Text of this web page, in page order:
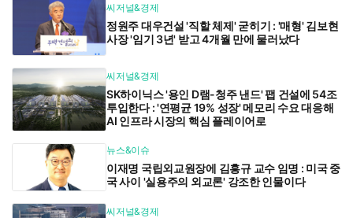
씨저널&경제
정원주 대우건설 '직할 체제' 굳히기 : '매형' 김보현
사장 '임기 3년' 받고 4개월 만에 물러났다
씨저널&경제
SK하이닉스 '용인 D램-청주 낸드' 팹 건설에 54조
투입한다 : '연평균 19% 성장' 메모리 수요 대응해
AI 인프라 시장의 핵심 플레이어로
뉴스&이슈
이재명 국립외교원장에 김흥규 교수 임명 : 미국 중
국 사이 '실용주의 외교론' 강조한 인물이다
씨저널&경제